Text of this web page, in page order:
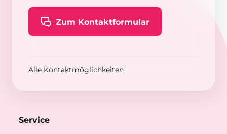
Zum Kontaktformular
Alle Kontaktmöglichkeiten
Service